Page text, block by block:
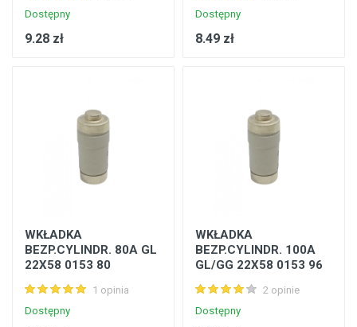
Dostępny
9.28 zł
Dostępny
8.49 zł
WKŁADKA
BEZP.CYLINDR. 80A GL
22X58 0153 80
1 opinia
Dostępny
WKŁADKA
BEZP.CYLINDR. 100A
GL/GG 22X58 0153 96
2 opinie
Dostępny